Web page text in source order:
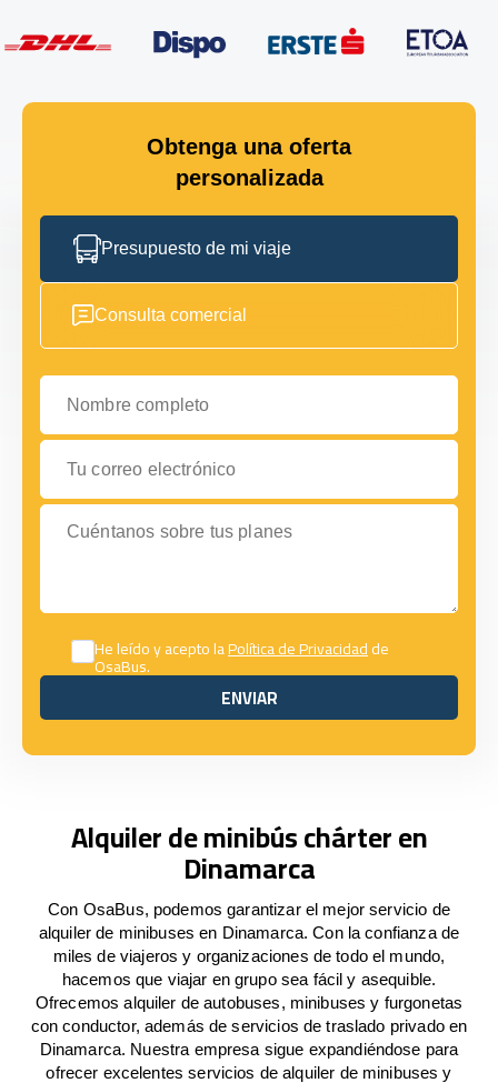
Obtenga una oferta
personalizada
Presupuesto de mi viaje
Consulta comercial
Nombre completo
Tu correo electrónico
Cuéntanos sobre tus planes
He leído y acepto laPolítica de Privacidadde
OsaBus.
ENVIAR
ENVIAR
Alquiler de minibús chárter en
Dinamarca
Con OsaBus, podemos garantizar el mejor servicio de
alquiler de minibuses en Dinamarca. Con la confianza de
miles de viajeros y organizaciones de todo el mundo,
hacemos que viajar en grupo sea fácil y asequible.
Ofrecemos alquiler de autobuses, minibuses y furgonetas
con conductor, además de servicios de traslado privado en
Dinamarca. Nuestra empresa sigue expandiéndose para
ofrecer excelentes servicios de alquiler de minibuses y